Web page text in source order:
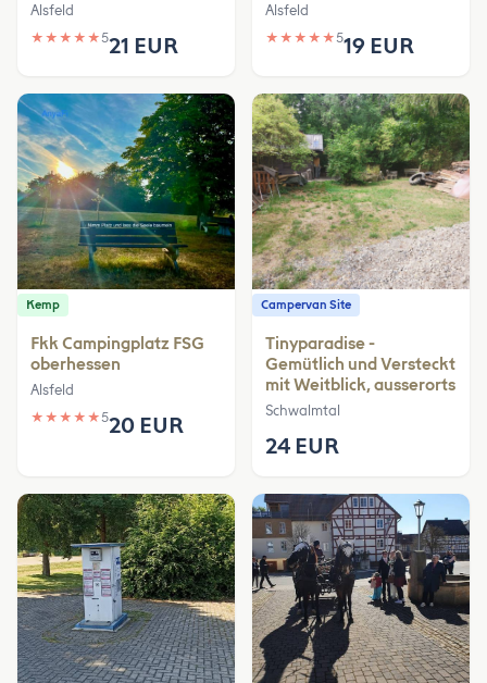
Alsfeld
★ ★ ★ ★ ★521 EUR
Alsfeld
★ ★ ★ ★ ★519 EUR
Kemp
Fkk Campingplatz FSG
oberhessen
Alsfeld
★ ★ ★ ★ ★520 EUR
Campervan Site
Tinyparadise -
Gemütlich und Versteckt
mit Weitblick, ausserorts
Schwalmtal
24 EUR